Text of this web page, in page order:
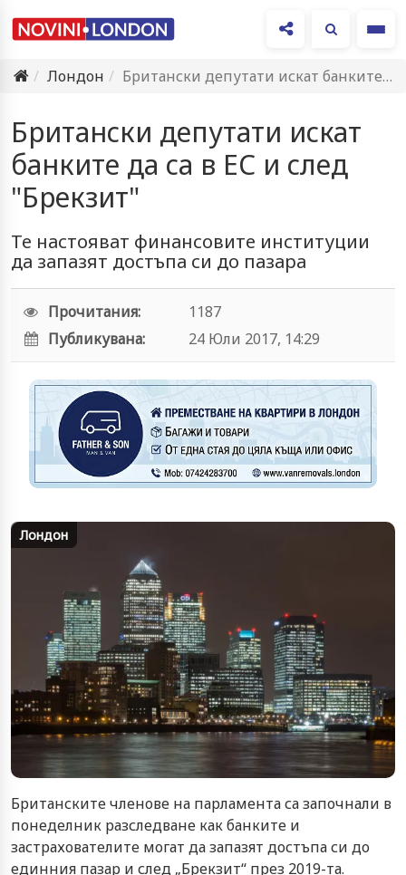
Лондон
Британски депутати искат банките да са в ЕС и след…
Британски депутати искат
банките да са в ЕС и след
"Брекзит"
Те настояват финансовите институции
да запазят достъпа си до пазара
Прочитания:
1187
Публикувана:
24 Юли 2017, 14:29
Лондон
Британските членове на парламента са започнали в
понеделник разследване как банките и
застрахователите могат да запазят достъпа си до
единния пазар и след „Брекзит“ през 2019-та.